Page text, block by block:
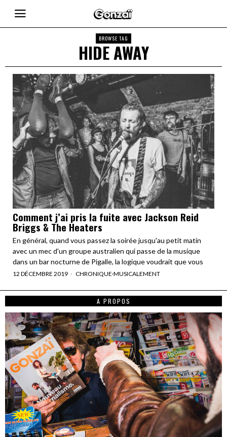
BROWSE TAG
HIDE AWAY
Comment j’ai pris la fuite avec Jackson Reid
Briggs & The Heaters
En général, quand vous passez la soirée jusqu'au petit matin
avec un mec d'un groupe australien qui passe de la musique
dans un bar nocturne de Pigalle, la logique voudrait que vous
12 DÉCEMBRE 2019 CHRONIQUE·MUSICALEMENT
A PROPOS